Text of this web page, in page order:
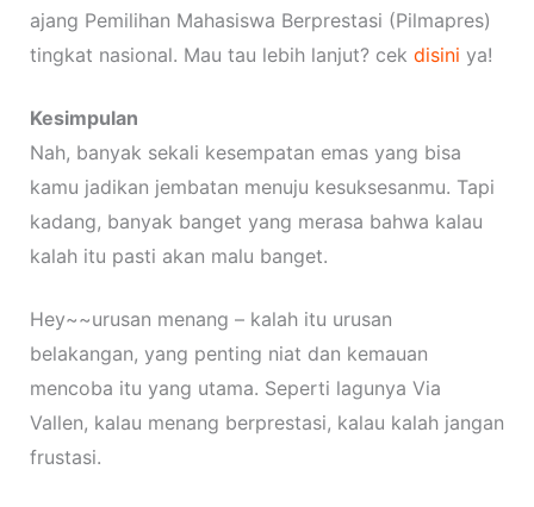
ajang Pemilihan Mahasiswa Berprestasi (Pilmapres)
tingkat nasional. Mau tau lebih lanjut? cek disini ya!
Kesimpulan
Nah, banyak sekali kesempatan emas yang bisa
kamu jadikan jembatan menuju kesuksesanmu. Tapi
kadang, banyak banget yang merasa bahwa kalau
kalah itu pasti akan malu banget.
Hey~~urusan menang – kalah itu urusan
belakangan, yang penting niat dan kemauan
mencoba itu yang utama. Seperti lagunya Via
Vallen, kalau menang berprestasi, kalau kalah jangan
frustasi.